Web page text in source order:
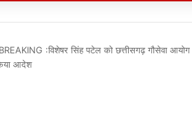
:विशेषर सिंह पटेल को छत्तीसगढ़ गौसेवा
आदेश